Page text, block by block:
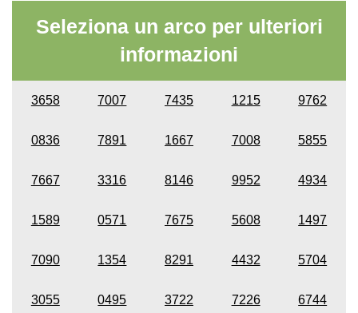
Seleziona un arco per ulteriori
informazioni
3658 7007 7435 1215 9762
0836 7891 1667 7008 5855
7667 3316 8146 9952 4934
1589 0571 7675 5608 1497
7090 1354 8291 4432 5704
3055 0495 3722 7226 6744